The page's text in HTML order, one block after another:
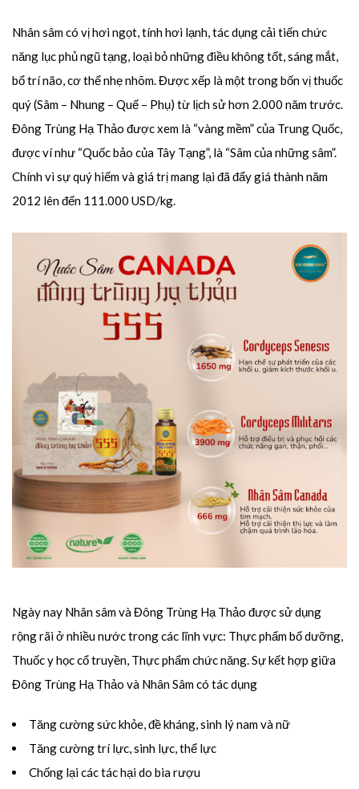
Nhân sâm có vị hơi ngọt, tính hơi lạnh, tác dụng cải tiến chức
năng lục phủ ngũ tạng, loại bỏ những điều không tốt, sáng mắt,
bổ trí não, cơ thể nhẹ nhõm. Được xếp là một trong bốn vị thuốc
quý (Sâm – Nhung – Quế – Phụ) từ lịch sử hơn 2.000 năm trước.
Đông Trùng Hạ Thảo được xem là “vàng mềm” của Trung Quốc,
được ví như “Quốc bảo của Tây Tạng”, là “Sâm của những sâm”.
Chính vì sự quý hiếm và giá trị mang lại đã đẩy giá thành năm
2012 lên đến 111.000 USD/kg.
Ngày nay Nhân sâm và Đông Trùng Hạ Thảo được sử dụng
rộng rãi ở nhiều nước trong các lĩnh vực: Thực phẩm bổ dưỡng,
Thuốc y học cổ truyền, Thực phẩm chức năng. Sự kết hợp giữa
Đông Trùng Hạ Thảo và Nhân Sâm có tác dụng
Tăng cường sức khỏe, đề kháng, sinh lý nam và nữ
Tăng cường trí lực, sinh lực, thể lực
Chống lại các tác hại do bia rượu